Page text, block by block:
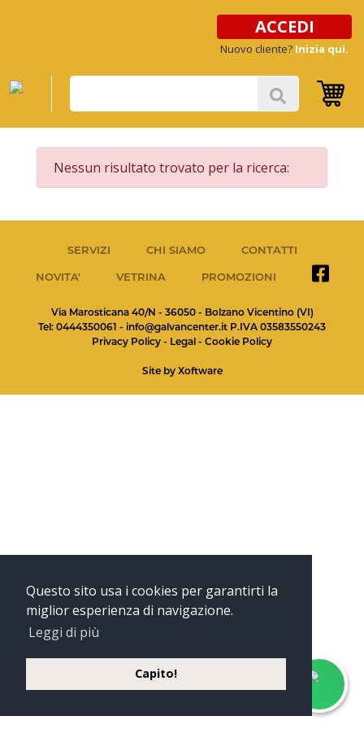
Questo sito usa i cookies per garantirti la
miglior esperienza di navigazione.
Leggi di più
Capito!
ACCEDI
Nuovo cliente? Inizia qui.
Nessun risultato trovato per la ricerca:
SERVIZI CHI SIAMO CONTATTI
NOVITA' VETRINA PROMOZIONI
Via Marosticana 40/N - 36050 - Bolzano Vicentino (VI)
Tel: 0444350061 - info@galvancenter.it P.IVA 03583550243
Privacy Policy - Legal - Cookie Policy
Site by Xoftware